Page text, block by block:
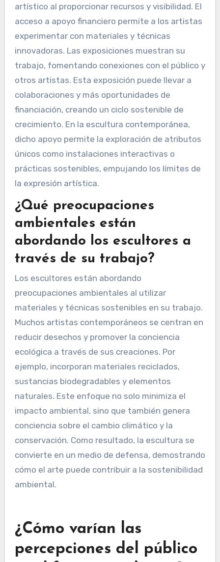
financiación y las
oportunidades de exhibición
en el desarrollo artístico?
La financiación y las oportunidades de exhibición
mejoran significativamente el desarrollo
artístico al proporcionar recursos y visibilidad. El
acceso a apoyo financiero permite a los artistas
experimentar con materiales y técnicas
innovadoras. Las exposiciones muestran su
trabajo, fomentando conexiones con el público y
otros artistas. Esta exposición puede llevar a
colaboraciones y más oportunidades de
crecimiento. En la escultura contemporánea,
dicho apoyo permite la exploración de atributos
únicos como instalaciones interactivas o
prácticas sostenibles, empujando los límites de
¿Qué preocupaciones
ambientales están
abordando los escultores a
través de su trabajo?
Los escultores están abordando
preocupaciones ambientales al utilizar
materiales y técnicas sostenibles en su trabajo.
Muchos artistas contemporáneos se centran en
reducir desechos y promover la conciencia
ecológica a través de sus creaciones. Por
ejemplo, incorporan materiales reciclados,
sustancias biodegradables y elementos
naturales. Este enfoque no solo minimiza el
conservación. Como resultado, la escultura se
convierte en un medio de defensa, demostrando
cómo el arte puede contribuir a la sostenibilidad